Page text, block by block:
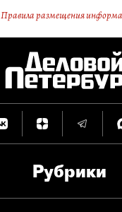
Правила размещения
Рубрики